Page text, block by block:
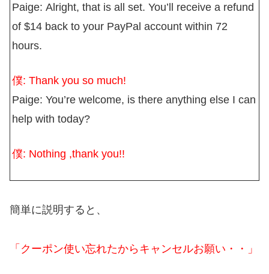
Paige: Alright, that is all set. You’ll receive a refund
of $14 back to your PayPal account within 72
hours.
僕: Thank you so much!
Paige: You’re welcome, is there anything else I can
help with today?
僕: Nothing ,thank you!!
簡単に説明すると、
「クーポン使い忘れたからキャンセルお願い・・」